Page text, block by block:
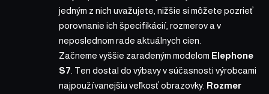
jedným z nich uvažujete, nižšie si môžete pozrieť
porovnanie ich špecifikácií, rozmerov a v
neposlednom rade aktuálnych cien.
Začneme vyššie zaradeným modelom Elephone
S7 . Ten dostal do výbavy v súčasnosti výrobcami
najpoužívanejšiu veľkosť obrazovky. Rozmer